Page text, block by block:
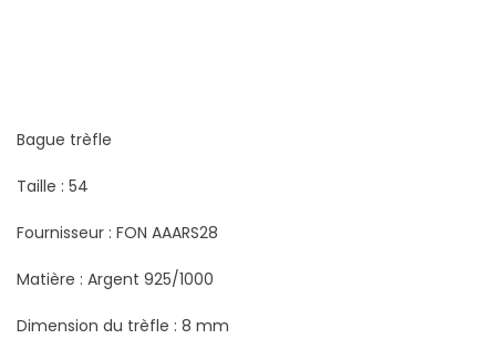
Bague trèfle
Taille : 54
Fournisseur : FON AAARS28
Matière : Argent 925/1000
Dimension du trèfle : 8 mm